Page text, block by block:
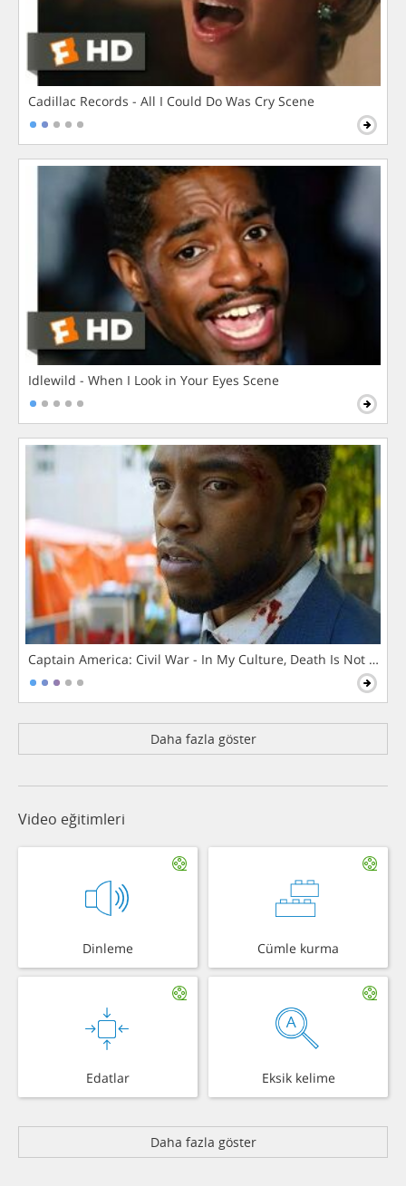
Cadillac Records - All I Could Do Was Cry Scene
Idlewild - When I Look in Your Eyes Scene
Captain America: Civil War - In My Culture, Death Is Not The
Daha fazla göster
Video eğitimleri
Dinleme Cümle kurma
Edatlar Eksik kelime
Daha fazla göster